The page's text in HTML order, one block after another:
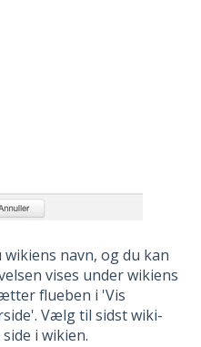
navn, og du kan
vises under wikiens
flueben i 'Vis
Vælg til sidst wiki-
i wikien.